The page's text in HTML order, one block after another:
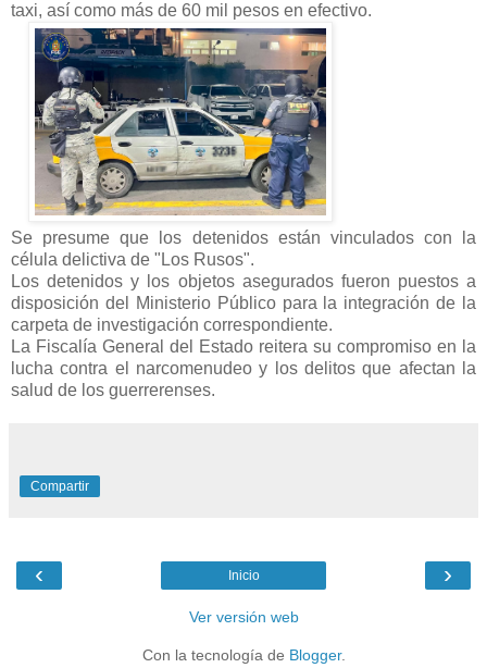
taxi, así como más de 60 mil pesos en efectivo.
Se presume que los detenidos están vinculados con la
célula delictiva de "Los Rusos".
Los detenidos y los objetos asegurados fueron puestos a
disposición del Ministerio Público para la integración de la
carpeta de investigación correspondiente.
La Fiscalía General del Estado reitera su compromiso en la
lucha contra el narcomenudeo y los delitos que afectan la
salud de los guerrerenses.
Compartir
‹ ›
Inicio
Ver versión web
Con la tecnología de Blogger.